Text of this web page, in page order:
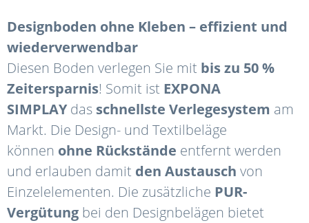
Designboden ohne Kleben – effizient und
wiederverwendbar
Diesen Boden verlegen Sie mit bis zu 50 %
Zeitersparnis! Somit ist EXPONA
SIMPLAYdas schnellste Verlegesystem am
Markt. Die Design- und Textilbeläge
können ohne Rückstände entfernt werden
und erlauben damit den Austausch von
Einzelelementen. Die zusätzliche PUR-
Vergütung bei den Designbelägen bietet